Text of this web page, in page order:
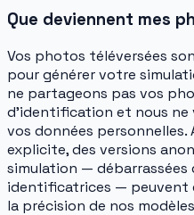
Que deviennent mes
Vos photos téléversées
pour générer votre
ne partageons pas vos
d'identification et nous ne
vos données
explicite, des versions
simulation —
identificatrices — peuvent
la précision de nos